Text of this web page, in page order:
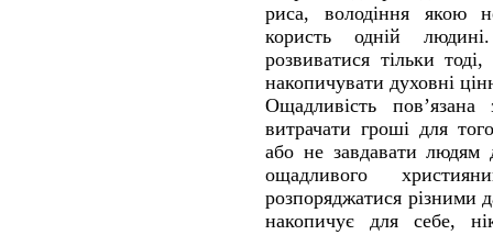
риса, володіння якою
користь одній
розвиватися тільки
накопичувати духовні
Ощадливість
витрачати гроші для
або не завдавати
ощадливого
розпоряджатися різними
накопичує для себе,